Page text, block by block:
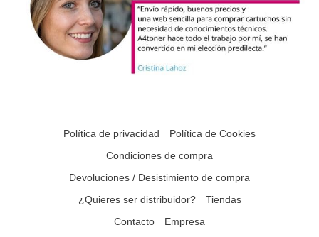
Política de privacidad
Política de Cookies
Condiciones de compra
Devoluciones / Desistimiento de compra
¿Quieres ser distribuidor?
Tiendas
Contacto
Empresa